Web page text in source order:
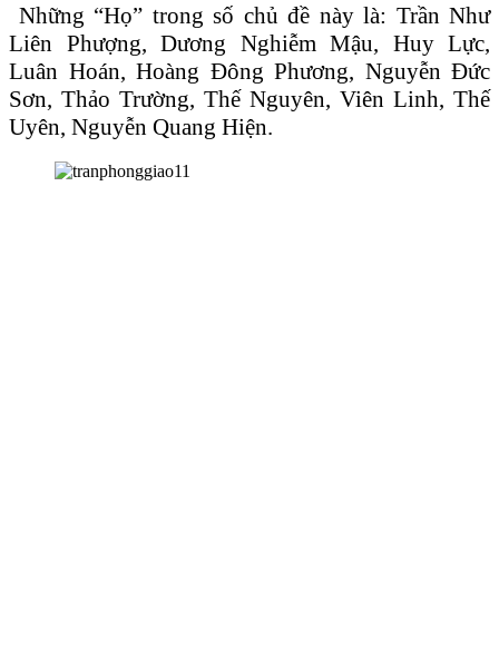
Những “Họ” trong số chủ đề này là: Trần Như
Liên Phượng, Dương Nghiễm Mậu, Huy Lực,
Luân Hoán, Hoàng Đông Phương, Nguyễn Đức
Sơn, Thảo Trường, Thế Nguyên, Viên Linh, Thế
Uyên, Nguyễn Quang Hiện.